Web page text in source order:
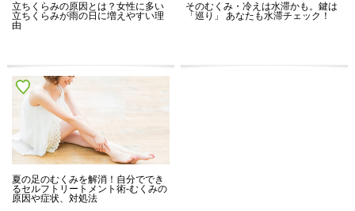
立ちくらみの原因とは？女性に多い
立ちくらみが雨の日に増えやすい理
由
そのむくみ・冷えは水滞かも。鍵は
「巡り」 あなたも水滞チェック！
夏の足のむくみを解消！自分ででき
るセルフトリートメント術-むくみの
原因や症状、対処法